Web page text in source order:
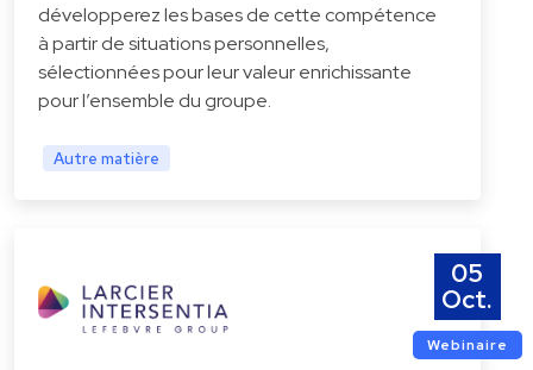
développerez les bases de cette compétence
à partir de situations personnelles,
sélectionnées pour leur valeur enrichissante
pour l’ensemble du groupe.
Autre matière
05
Oct.
Webinaire